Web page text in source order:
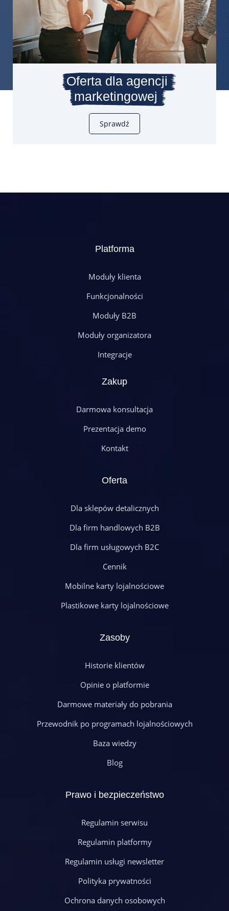
Oferta dla agencji
marketingowej
Sprawdź
Platforma
Moduły klienta
Funkcjonalności
Moduły B2B
Moduły organizatora
Integracje
Zakup
Darmowa konsultacja
Prezentacja demo
Kontakt
Oferta
Dla sklepów detalicznych
Dla firm handlowych B2B
Dla firm usługowych B2C
Cennik
Mobilne karty lojalnościowe
Plastikowe karty lojalnościowe
Zasoby
Historie klientów
Opinie o platformie
Darmowe materiały do pobrania
Przewodnik po programach lojalnościowych
Baza wiedzy
Blog
Prawo i bezpieczeństwo
Regulamin serwisu
Regulamin platformy
Regulamin usługi newsletter
Polityka prywatności
Ochrona danych osobowych